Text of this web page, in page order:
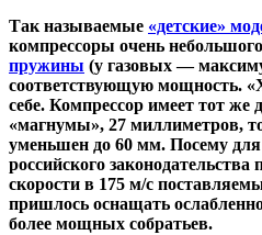
Так называемые «детские»
компрессоры очень
пружины (у газовых —
соответствующую мощность.
себе. Компрессор имеет тот же
«магнумы», 27 миллиметров,
уменьшен до 60 мм. Посему для
российского
скорости в 175 м/с
пришлось оснащать
более мощных собратьев.